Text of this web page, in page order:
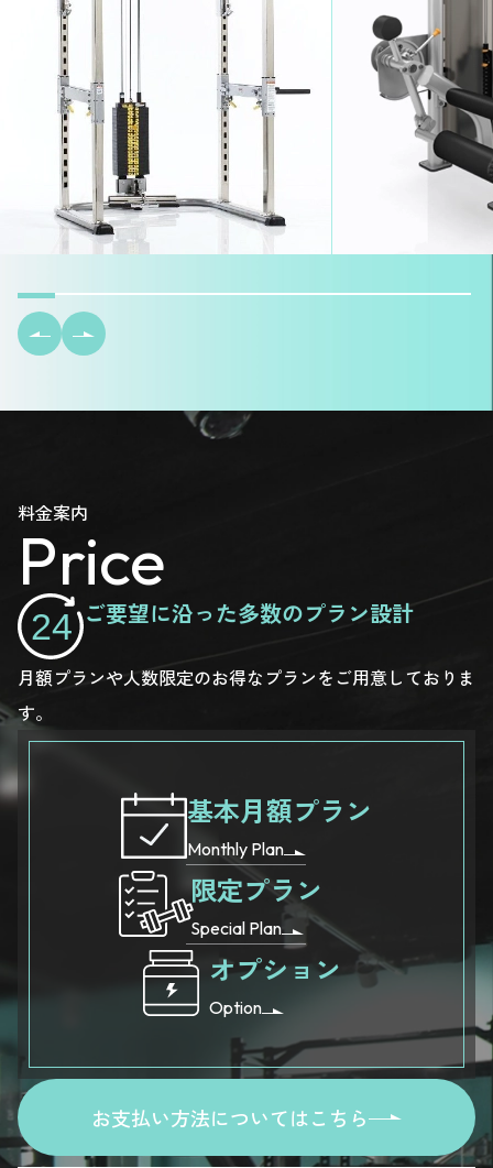
料金案内
Price
ご要望に沿った多数のプラン設計
月額プランや人数限定のお得なプランをご用意しておりま
す。
基本月額プラン
Monthly Plan
限定プラン
Special Plan
オプション
Option
お支払い方法についてはこちら